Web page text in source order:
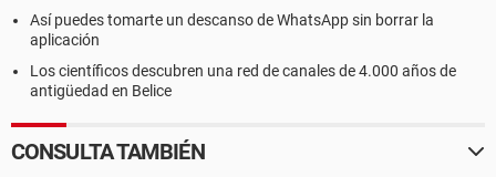
Así puedes tomarte un descanso de WhatsApp sin borrar la
aplicación
Los científicos descubren una red de canales de 4.000 años de
antigüedad en Belice
CONSULTA TAMBIÉN